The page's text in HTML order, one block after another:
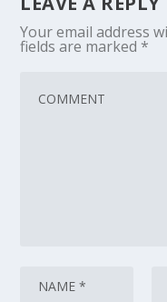
Your email address
fields are marked *